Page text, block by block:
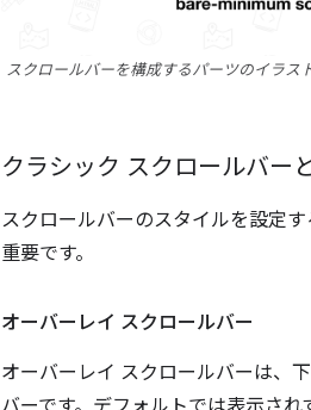
スクロールバーを構成するパーツのイラス
クラシック スクロールバー
スクロールバーのスタイルを設定
重要です。
オーバーレイ スクロールバー
オーバーレイ スクロールバーは、